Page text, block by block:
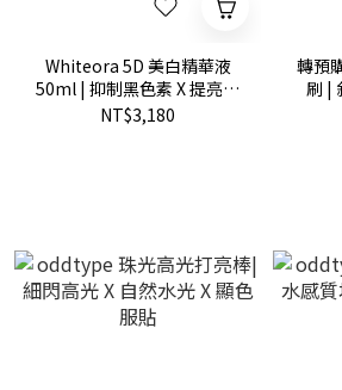
Whiteora 5D 美白精華液
50ml | 抑制黑色素 X 提亮膚
色
NT$3,180
轉預
刷 |